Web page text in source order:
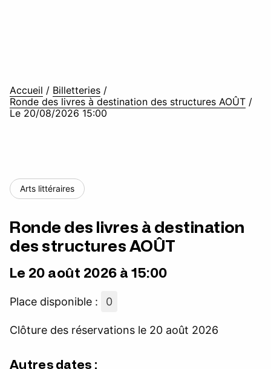
Accueil / Billetteries /
Ronde des livres à destination des structures AOÛT /
Le 20/08/2026 15:00
Arts littéraires
Ronde des livres à destination
des structures AOÛT
Le 20 août 2026 à 15:00
Place disponible : 0
Clôture des réservations le 20 août 2026
Autres dates :